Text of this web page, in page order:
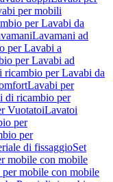
per mobili
per Lavabi da
Lavamani ad
per Lavabi a
per Lavabi ad
ricambio per Lavabi da
Lavabi per
di ricambio per
VuotatoiLavatoi
per
per
di fissaggioSet
mobile con mobile
mobile con mobile